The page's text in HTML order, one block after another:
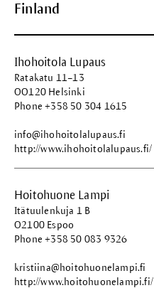
Finland
Ihohoitola Lupaus
Ratakatu 11–13
OO120 Helsinki
Phone +358 50 304 1615
info@ihohoitolalupaus.fi
http://www.ihohoitolalupaus.fi/
Hoitohuone Lampi
Itätuulenkuja 1 B
O2100 Espoo
Phone +358 50 083 9326
kristiina@hoitohuonelampi.fi
http://www.hoitohuonelampi.fi/